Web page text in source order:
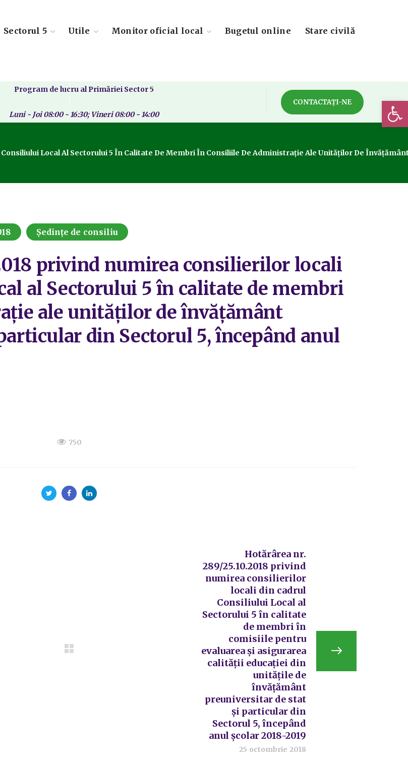
Sectorul 5 Utile Monitor oficial local Bugetul online Stare civilă
Program de lucru al Primăriei Sector 5
Luni - Joi 08:00 - 16:30; Vineri 08:00 - 14:00
CONTACTAȚI-NE
Local Al Sectorului 5 În Calitate De Membri În Consiliile De Administrație Ale Unităților De
Ședințe de consiliu
privind numirea consilierilor locali
al Sectorului 5 în calitate de membri
ale unităților de învățământ
din Sectorul 5, începând anul
750
Hotărârea nr.
289/25.10.2018 privind
numirea consilierilor
locali din cadrul
Consiliului Local al
Sectorului 5 în calitate
de membri în
comisiile pentru
evaluarea și asigurarea
calității educației din
unitățile de
învățământ
preuniversitar de stat
și particular din
Sectorul 5, începând
anul școlar 2018-2019
25 octombrie 2018